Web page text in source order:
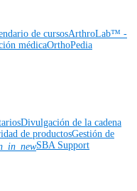
de cursosArthroLab™ -
médicaOrthoPedia
Divulgación de la cadena
de productosGestión de
SBA Support